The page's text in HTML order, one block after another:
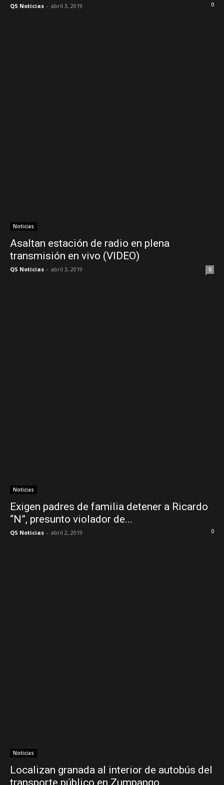
QS Noticias - abril 3, 2019 0
Noticias
Asaltan estación de radio en plena
transmisión en vivo (VIDEO)
QS Noticias - abril 3, 2019 0
Noticias
Exigen padres de familia detener a Ricardo
“N”, presunto violador de...
QS Noticias - abril 2, 2019 0
Noticias
Localizan granada al interior de autobús del
transporte público en Zumpango